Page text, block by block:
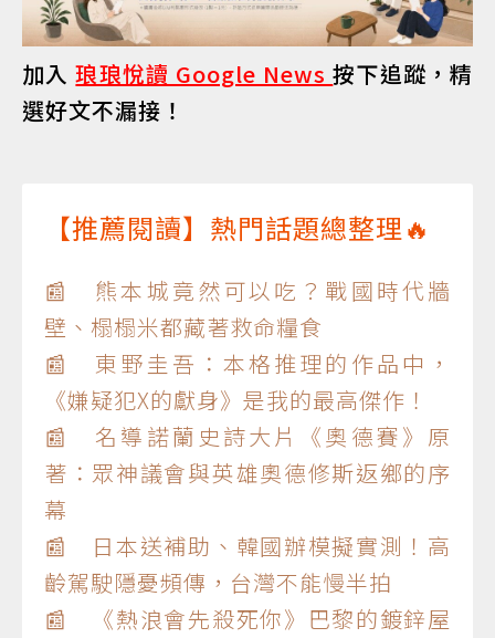
加入琅琅悅讀 Google News按下追蹤，精
選好文不漏接！
【推薦閱讀】熱門話題總整理🔥
📰 熊本城竟然可以吃？戰國時代牆
壁、榻榻米都藏著救命糧食
📰 東野圭吾：本格推理的作品中，
《嫌疑犯X的獻身》是我的最高傑作！
📰 名導諾蘭史詩大片《奧德賽》原
著：眾神議會與英雄奧德修斯返鄉的序
幕
📰 日本送補助、韓國辦模擬實測！高
齡駕駛隱憂頻傳，台灣不能慢半拍
📰 《熱浪會先殺死你》巴黎的鍍鋅屋